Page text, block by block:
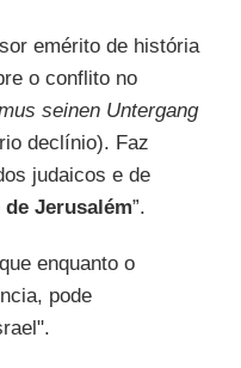
emérito de história
o conflito no
seinen Untergang
declínio). Faz
judaicos e de
de Jerusalém”.
enquanto o
pode